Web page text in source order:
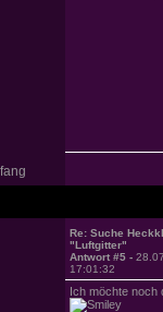
Re: Suche
"Luftgitter"
Antwort #5 -
17:01:32
Ich möchte noch